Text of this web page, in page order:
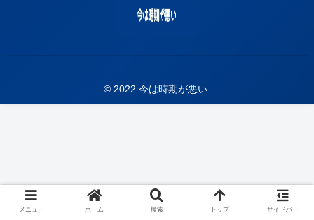
© 2022 今は時期が悪い.
メニュー ホーム 検索 トップ サイドバー